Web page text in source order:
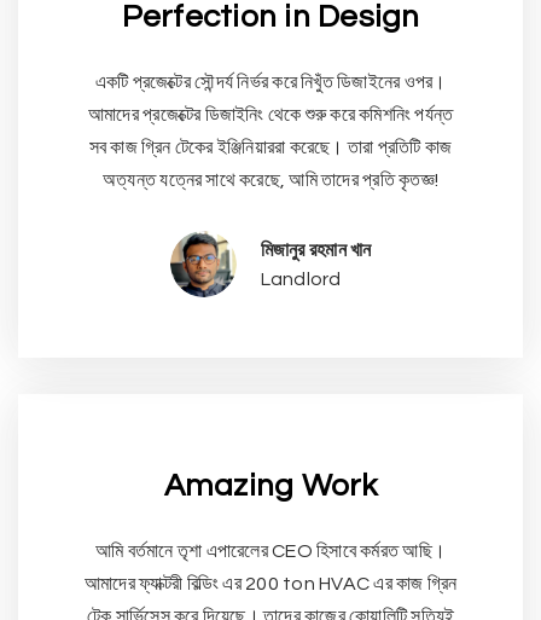
Perfection in Design
একটি প্রজেক্টের সৌন্দর্য নির্ভর করে নিখুঁত ডিজাইনের ওপর।
আমাদের প্রজেক্টের ডিজাইনিং থেকে শুরু করে কমিশনিং পর্যন্ত
সব কাজ গ্রিন টেকের ইঞ্জিনিয়াররা করেছে। তারা প্রতিটি কাজ
অত্যন্ত যত্নের সাথে করেছে, আমি তাদের প্রতি কৃতজ্ঞ!
মিজানুর রহমান খান
Landlord
Amazing Work
আমি বর্তমানে তৃশা এপারেলের CEO হিসাবে কর্মরত আছি।
আমাদের ফ্যাক্টরী বিল্ডিং এর 200 ton HVAC এর কাজ গ্রিন